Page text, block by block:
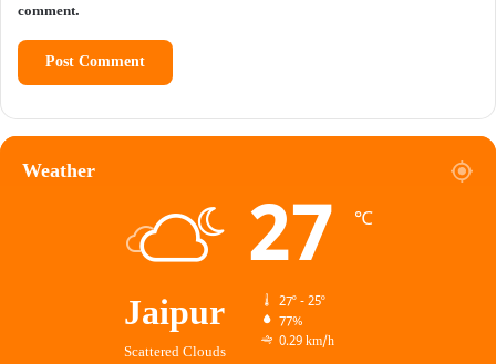
comment.
Weather
Jaipur
Scattered Clouds
27 ℃
27º - 25º
77%
0.29 km/h